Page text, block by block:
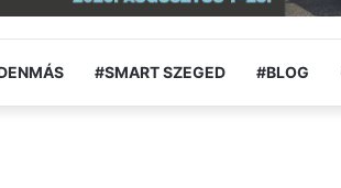
#SMART SZEGED #BLOG